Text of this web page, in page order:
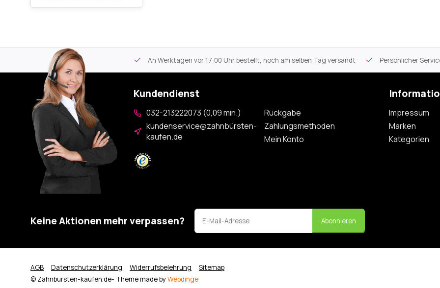
Kostenloser Versand An Werktagen vor 17:00 Uhr bestellt, noch am selben Tag versandt Persönlicher
Kundendienst
032-213222073 (0,09 min.)
kundenservice@zahnbürsten-
kaufen.de
Rückgabe
Zahlungsmethoden
Mein Konto
Impressum
Marken
Kategorien
Keine Aktionen mehr verpassen? Abonnieren
AGB Datenschutzerklärung Widerrufsbelehrung
Sitemap
© Zahnbürsten-kaufen.de- Theme made byWebdinge